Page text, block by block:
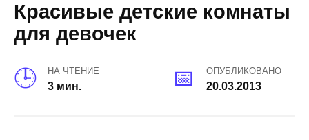
Красивые детские комнаты
для девочек
НА ЧТЕНИЕ
3 мин.
ОПУБЛИКОВАНО
20.03.2013